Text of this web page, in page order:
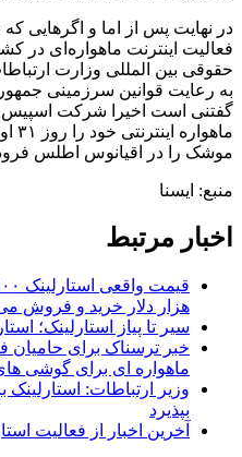
در نهایت پس از اما و اگرهایی
فعالیت اینترنت ماهواره‌ای در
حقوقی بین المللی وزارت
به رعایت قوانین سرزمینی
موشک را در اقیانوس اطلس
منبع: ایسنا
اخبار مرتبط
هزار دلار خرید و فروش
سیر تا پیاز استارلینک؛
خبر ترسناک برای حامیان
ماهواره ای برای گوشی
وزیر ارتباطات: استارلینک
بپذیرد‌
آخرین اخبار از فعالیت